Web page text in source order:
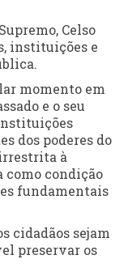
Celso
instituições e
momento em
e o seu
dos poderes do
à
como condição
fundamentais
cidadãos sejam
preservar os